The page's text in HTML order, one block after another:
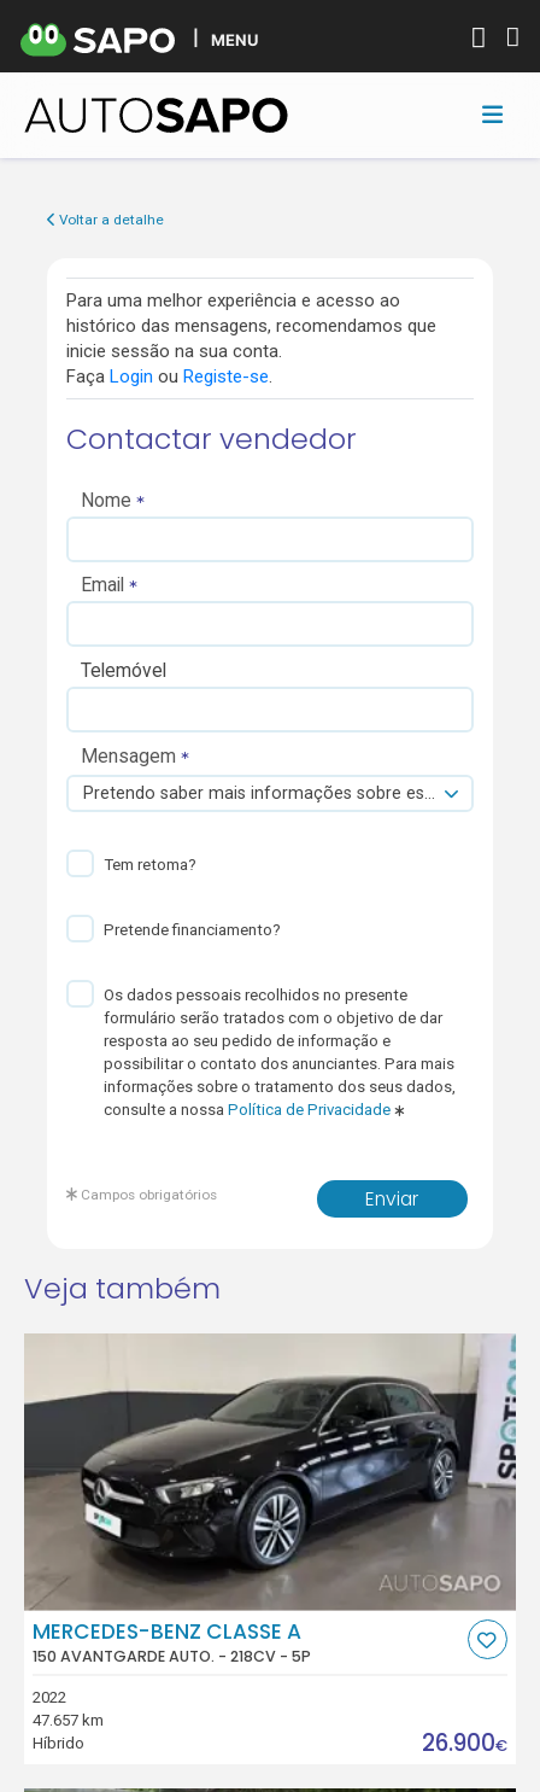
MENU
Voltar a detalhe
Para uma melhor experiência e acesso ao
histórico das mensagens, recomendamos que
inicie sessão na sua conta.
Faça Login ou Registe-se.
Contactar vendedor
Nome
Email
Telemóvel
Mensagem
Pretendo saber mais informações sobre esta viatura.
Tem retoma?
Pretende financiamento?
Os dados pessoais recolhidos no presente
formulário serão tratados com o objetivo de dar
resposta ao seu pedido de informação e
possibilitar o contato dos anunciantes. Para mais
informações sobre o tratamento dos seus dados,
consulte a nossaPolítica de Privacidade
Enviar
Campos obrigatórios
Veja também
MERCEDES-BENZ CLASSE A
150 AVANTGARDE AUTO. - 218CV - 5P
2022
47.657 km
Híbrido
26.900€